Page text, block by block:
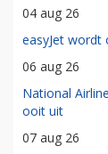
04 aug 26
easyJet wordt
06 aug 26
National
ooit uit
07 aug 26